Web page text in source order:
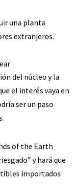
una planta
extranjeros.
del núcleo y la
el interés vaya en
ser un paso
of the Earth
y hará que
importados